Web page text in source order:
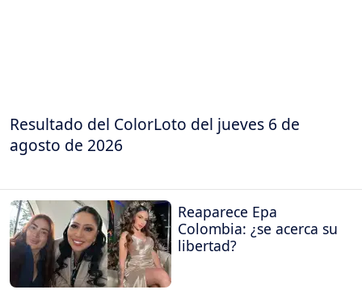
Resultado del ColorLoto del jueves 6 de
agosto de 2026
Reaparece Epa
Colombia: ¿se acerca su
libertad?